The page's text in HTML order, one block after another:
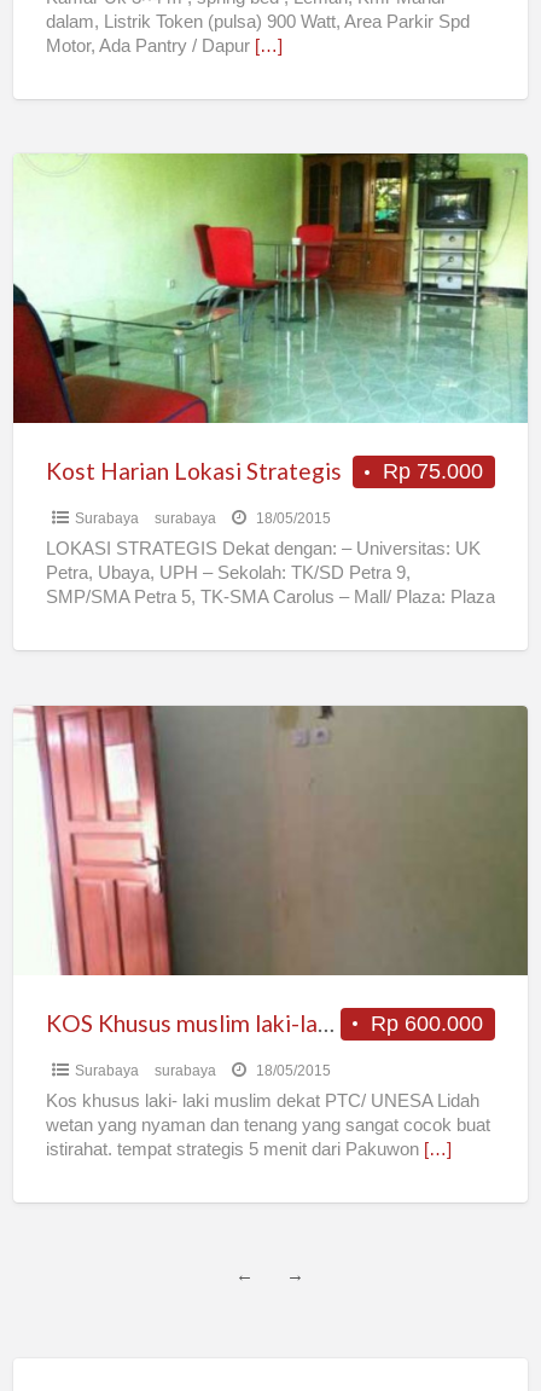
dalam, Listrik Token (pulsa) 900 Watt, Area Parkir Spd
Motor, Ada Pantry / Dapur […]
Rp 75.000
Kost Harian Lokasi Strategis
Surabaya surabaya 18/05/2015
LOKASI STRATEGIS Dekat dengan: – Universitas: UK
Petra, Ubaya, UPH – Sekolah: TK/SD Petra 9,
SMP/SMA Petra 5, TK-SMA Carolus – Mall/ Plaza: Plaza
KOS
Khusus
muslim
laki-
dekat
PTC
Rp 600.000
KOS Khusus muslim laki-laki dekat PTC sby
Surabaya surabaya 18/05/2015
Kos khusus laki- laki muslim dekat PTC/ UNESA Lidah
wetan yang nyaman dan tenang yang sangat cocok buat
istirahat. tempat strategis 5 menit dari Pakuwon […]
← →